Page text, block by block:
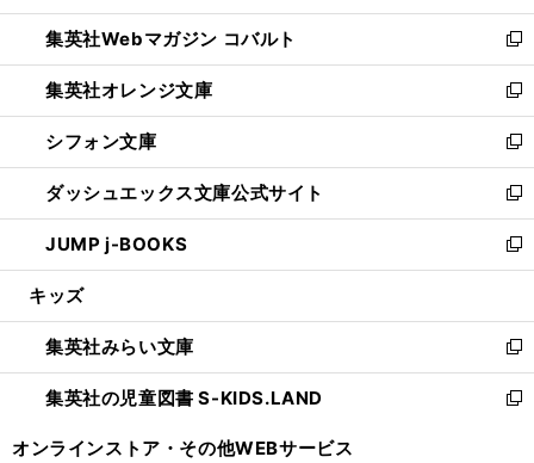
開
く
ウ
で
開
く
ン
ド
ウ
で
開
く
ウ
ィ
ン
ド
ウ
で
開
く
集英社Webマガジン コバルト
新
し
い
ウ
ィ
ン
ド
ウ
で
開
集英社オレンジ文庫
新
し
い
ウ
ィ
ン
ド
ウ
開
く
シフォン文庫
新
し
い
ウ
ィ
ン
ウ
で
開
く
ダッシュエックス文庫公式サイト
新
し
い
ウ
ン
ド
ウ
で
JUMP j-BOOKS
新
し
ウ
ィ
ン
ド
キッズ
集英社みらい文庫
新
し
い
集英社の児童図書 S-KIDS.LAND
新
オンラインストア・ その他WEBサービス